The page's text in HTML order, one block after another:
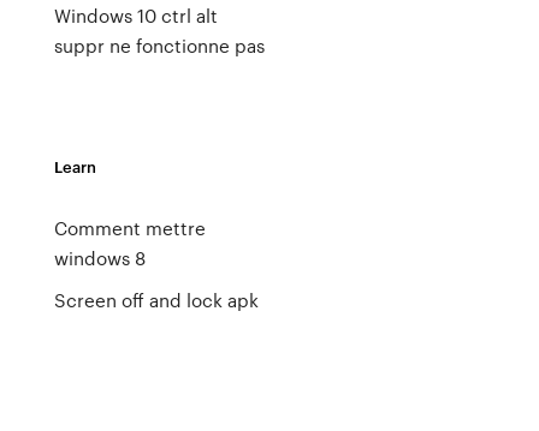
Windows 10 ctrl alt
suppr ne fonctionne pas
Learn
Comment mettre
windows 8
Screen off and lock apk